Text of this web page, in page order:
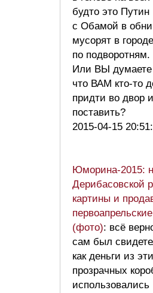
будто это Путин
с Обамой в
мусорят в
по подворотням.
Или ВЫ думаете
что ВАМ кто-то
придти во двор
поставить?
2015-04-15
Юморина-2015:
Дерибасовской
картины и
(фото): всё
сам был
как деньги из
прозрачных
использовались